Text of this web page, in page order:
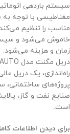
سیستم باردهی
مغناطیسی با توجه به
مناسب را تنظیم
خاموش می‌شود و
زمان و هزینه می‌شود.
راه‌اندازی، یک دریل
پروژه‌های ساختمانی،
صنایع نفت و گاز،
است.